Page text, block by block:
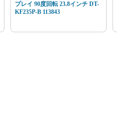
プレイ 90度回転 23.8インチ DT-
KF235P-B 113843